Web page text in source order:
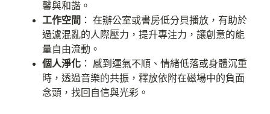
馨與和諧。
工作空間 ： 在辦公室或書房低分貝播放，有助於
過濾混亂的人際壓力，提升專注力，讓創意的能
量自由流動。
個人淨化 ： 感到運氣不順、情緒低落或身體沉重
時，透過音樂的共振，釋放依附在磁場中的負面
念頭，找回自信與光彩。